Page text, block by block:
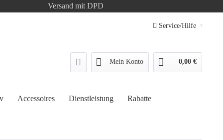
Versand mit DPD
Service/Hilfe
Mein Konto 0,00 €
Accessoires Dienstleistung Rabatte